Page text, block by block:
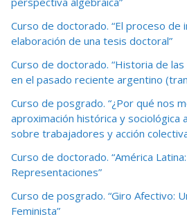
Curso de doctorado. “El proceso de
elaboración de una tesis doctoral”
Curso de doctorado. “Historia de
en el pasado reciente argentino
Curso de posgrado. “¿Por qué nos
aproximación histórica y sociológica
sobre trabajadores y acción
Curso de doctorado. “América
Representaciones”
Curso de posgrado. “Giro Afectivo:
Feminista”